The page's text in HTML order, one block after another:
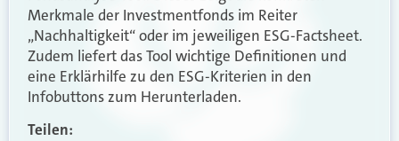
Merkmale der Investmentfonds im Reiter
„Nachhaltigkeit“ oder im jeweiligen ESG-Factsheet.
Zudem liefert das Tool wichtige Definitionen und
eine Erklärhilfe zu den ESG-Kriterien in den
Infobuttons zum Herunterladen.
Teilen: